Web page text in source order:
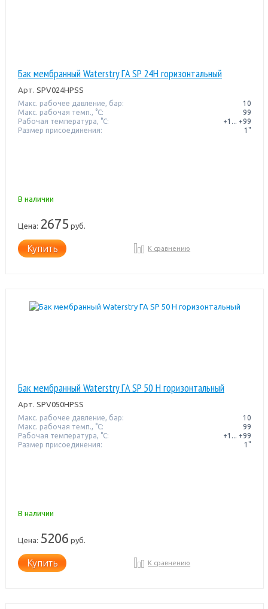
Бак мембранный Waterstry ГA SP 24H горизонтальный
Арт. SPV024HPSS
Макс. рабочее давление, бар:
10
Макс. рабочая темп., °С:
99
Рабочая температура, °C:
+1... +99
Размер присоединения:
1"
В наличии
Цена: 2675 руб.
Купить К сравнению
Бак мембранный Waterstry ГA SP 50 H горизонтальный
Арт. SPV050HPSS
Макс. рабочее давление, бар:
10
Макс. рабочая темп., °С:
99
Рабочая температура, °C:
+1... +99
Размер присоединения:
1"
В наличии
Цена: 5206 руб.
Купить К сравнению